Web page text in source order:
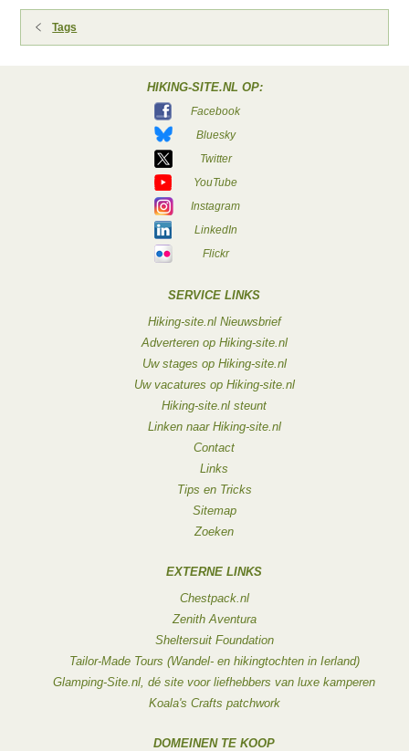
Tags
HIKING-SITE.NL OP:
Facebook
Bluesky
Twitter
YouTube
Instagram
LinkedIn
Flickr
SERVICE LINKS
Hiking-site.nl Nieuwsbrief
Adverteren op Hiking-site.nl
Uw stages op Hiking-site.nl
Uw vacatures op Hiking-site.nl
Hiking-site.nl steunt
Linken naar Hiking-site.nl
Contact
Links
Tips en Tricks
Sitemap
Zoeken
EXTERNE LINKS
Chestpack.nl
Zenith Aventura
Sheltersuit Foundation
Tailor-Made Tours (Wandel- en hikingtochten in Ierland)
Glamping-Site.nl, dé site voor liefhebbers van luxe kamperen
Koala's Crafts patchwork
DOMEINEN TE KOOP